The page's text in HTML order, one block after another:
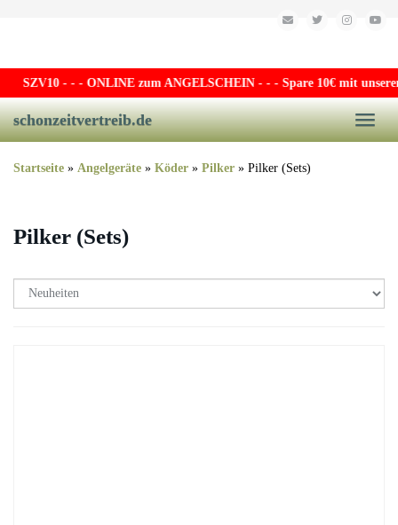
SZV10- - - ONLINE zum ANGELSCHEIN - - - Spare 10€ mit
schonzeitvertreib.de
Startseite » Angelgeräte » Köder » Pilker » Pilker (Sets)
Pilker (Sets)